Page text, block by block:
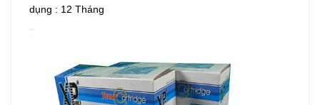
dụng : 12 Tháng